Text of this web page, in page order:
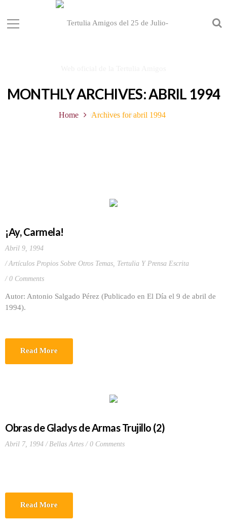
MONTHLY ARCHIVES: ABRIL 1994
Home Archives for abril 1994
¡Ay, Carmela!
Abril 9, 1994
Artículos Propios Sobre Otros Temas, Tertulia Y Prensa Escrita
0 Comments
Autor: Antonio Salgado Pérez (Publicado en El Día el 9 de abril de
1994).
Read More
Obras de Gladys de Armas Trujillo (2)
Abril 7, 1994 Bellas Artes 0 Comments
Read More